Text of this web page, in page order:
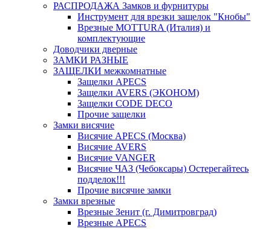
РАСПРОДАЖА Замков и фурнитуры
Инструмент для врезки защелок "Кнобы"
Врезные MOTTURA (Италия) и
комплектующие
Доводчики дверные
ЗАМКИ РАЗНЫЕ
ЗАЩЕЛКИ межкомнатные
Защелки APECS
Защелки AVERS (ЭКОНОМ)
Защелки CODE DECO
Прочие защелки
Замки висячие
Висячие APECS (Москва)
Висячие AVERS
Висячие VANGER
Висячие ЧАЗ (Чебоксары) Остерегайтесь
подделок!!!
Прочие висячие замки
Замки врезные
Врезные Зенит (г. Димитровград)
Врезные APECS